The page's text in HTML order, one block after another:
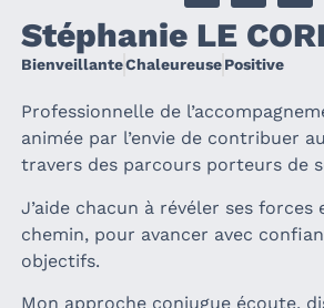
Stéphanie LE
BienveillanteChaleureusePositive
Professionnelle de
animée par l’envie de contribuer
travers des parcours porteurs de
J’aide chacun à révéler ses forces
chemin, pour avancer avec
objectifs.
Mon approche conjugue écoute,